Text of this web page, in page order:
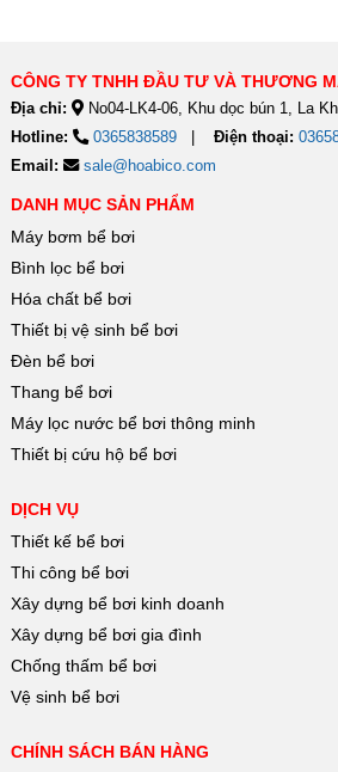
CÔNG TY TNHH ĐẦU TƯ VÀ THƯƠNG
Địa chỉ:
No04-LK4-06, Khu dọc bún 1, La
Hotline:
0365838589 Điện thoại:
Email:
sale@hoabico.com
DANH MỤC SẢN PHẨM
Máy bơm bể bơi
Bình lọc bể bơi
Hóa chất bể bơi
Thiết bị vệ sinh bể bơi
Đèn bể bơi
Thang bể bơi
Máy lọc nước bể bơi thông minh
Thiết bị cứu hộ bể bơi
DỊCH VỤ
Thiết kế bể bơi
Thi công bể bơi
Xây dựng bể bơi kinh doanh
Xây dựng bể bơi gia đình
Chống thấm bể bơi
Vệ sinh bể bơi
CHÍNH SÁCH BÁN HÀNG